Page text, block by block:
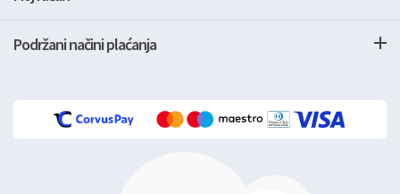
Podržani načini plaćanja